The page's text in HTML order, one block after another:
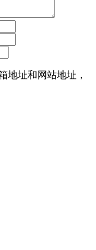
地址和网站地址，